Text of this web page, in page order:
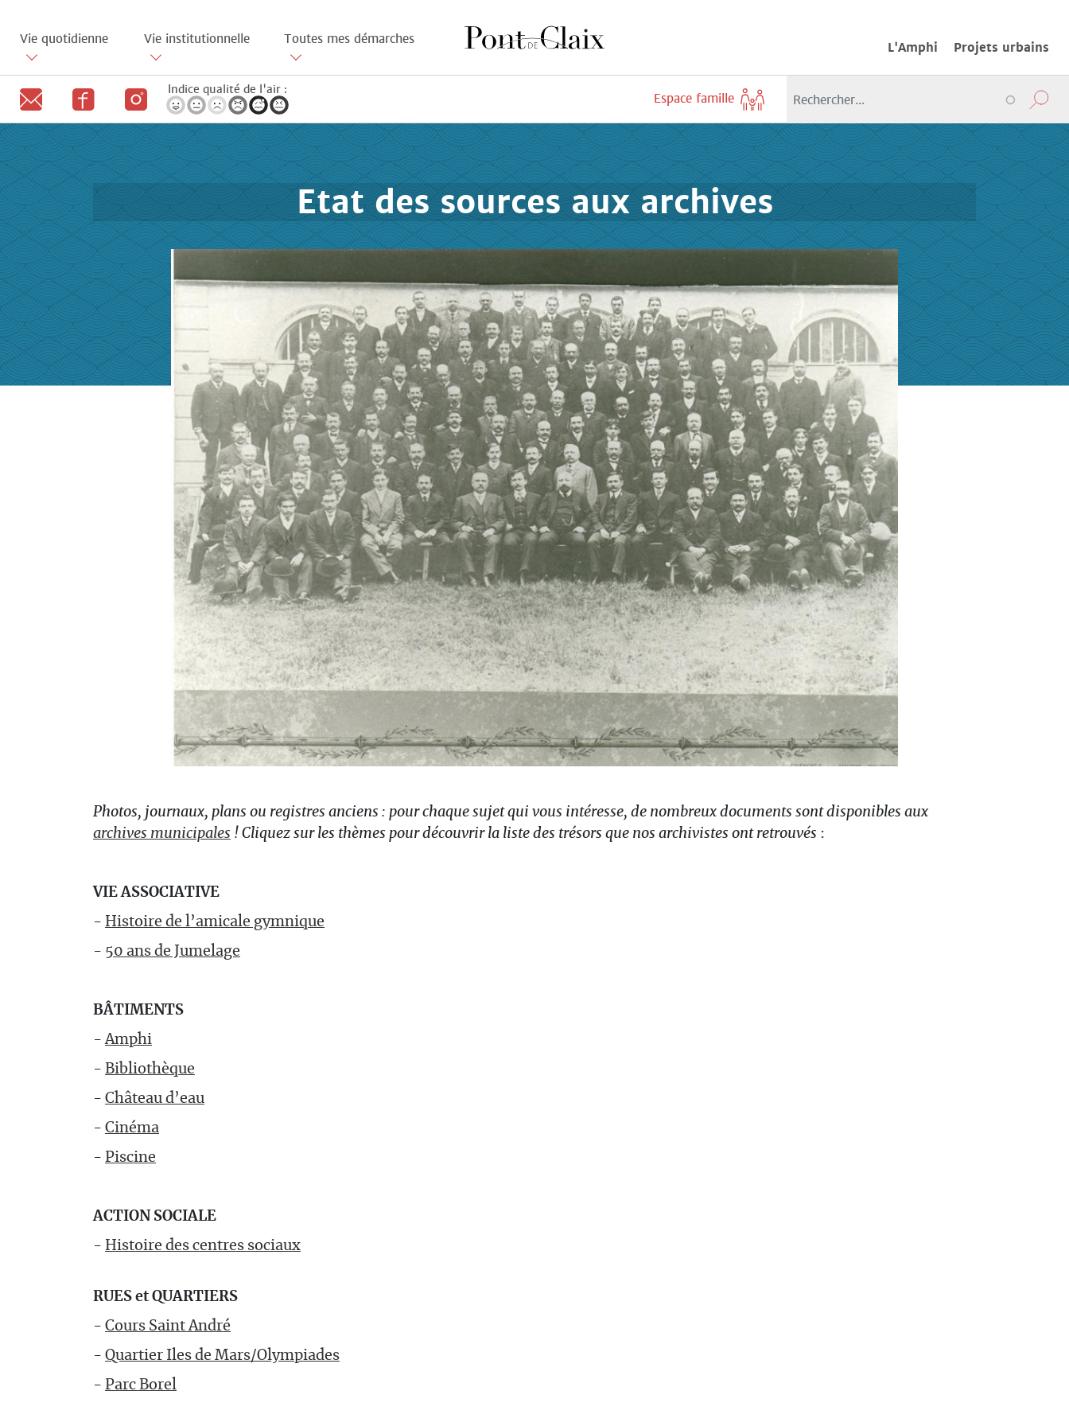
contenu
principal
Vie quotidienne Vie institutionnelle Toutes mes démarches
L'Amphi Projets urbains
Indice qualité de l'air :
Espace famille
Etat des sources aux archives
Photos, journaux, plans ou registres anciens : pour chaque sujet qui vous intéresse, de nombreux documents sont disponibles aux
archives municipales ! Cliquez sur les thèmes pour découvrir la liste des trésors que nos archivistes ont retrouvés :
VIE ASSOCIATIVE
- Histoire de l’amicale gymnique
- 50 ans de Jumelage
BÂTIMENTS
-Amphi
- Bibliothèque
- Château d’eau
- Cinéma
- Piscine
ACTION SOCIALE
- Histoire des centres sociaux
RUES et QUARTIERS
- Cours Saint André
- Quartier Iles de Mars/Olympiades
- Parc Borel